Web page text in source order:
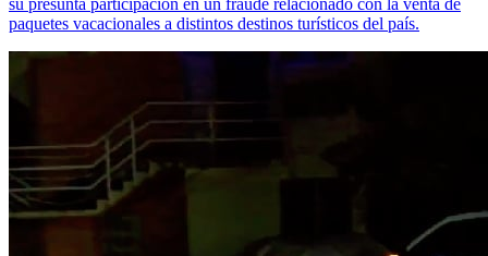
su presunta participación en un fraude relacionado con la venta de
paquetes vacacionales a distintos destinos turísticos del país.